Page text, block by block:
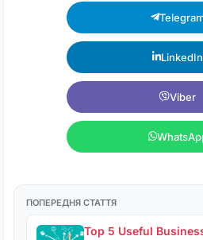
LinkedIn
Viber
ПОПЕРЕДНЯ СТАТТЯ
Top 5 Useful